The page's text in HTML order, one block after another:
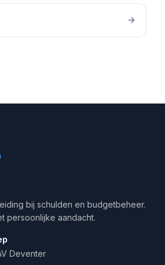
bij schulden en budgetbeheer.
persoonlijke aandacht.
Deventer